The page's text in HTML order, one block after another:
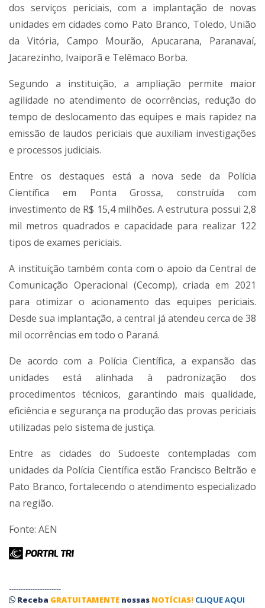
dos serviços periciais, com a implantação de novas
unidades em cidades como Pato Branco, Toledo, União
da Vitória, Campo Mourão, Apucarana, Paranavaí,
Jacarezinho, Ivaiporã e Telêmaco Borba.
Segundo a instituição, a ampliação permite maior
agilidade no atendimento de ocorrências, redução do
tempo de deslocamento das equipes e mais rapidez na
emissão de laudos periciais que auxiliam investigações
e processos judiciais.
Entre os destaques está a nova sede da Polícia
Científica em Ponta Grossa, construída com
investimento de R$ 15,4 milhões. A estrutura possui 2,8
mil metros quadrados e capacidade para realizar 122
tipos de exames periciais.
A instituição também conta com o apoio da Central de
Comunicação Operacional (Cecomp), criada em 2021
para otimizar o acionamento das equipes periciais.
Desde sua implantação, a central já atendeu cerca de 38
mil ocorrências em todo o Paraná.
De acordo com a Polícia Científica, a expansão das
unidades está alinhada à padronização dos
procedimentos técnicos, garantindo mais qualidade,
eficiência e segurança na produção das provas periciais
utilizadas pelo sistema de justiça.
Entre as cidades do Sudoeste contempladas com
unidades da Polícia Científica estão Francisco Beltrão e
Pato Branco, fortalecendo o atendimento especializado
na região.
Fonte: AEN
----------------------
Receba GRATUITAMENTE nossas NOTÍCIAS! CLIQUE AQUI